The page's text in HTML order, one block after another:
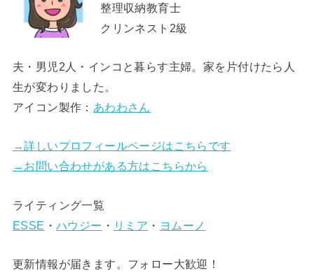
整理収納教育士
クリンネスト2級
夫・男児2人・インコと暮らす主婦。家を片付けたら人
生が変わりました。
アイコン製作： あわわさん
→詳しいプロフィールページはこちらです
→お問い合わせがある方はこちらから
ライティング一覧
ESSE ・ ハウジー ・ リミア ・ ヨムーノ
更新情報が届きます。フォロー大歓迎！